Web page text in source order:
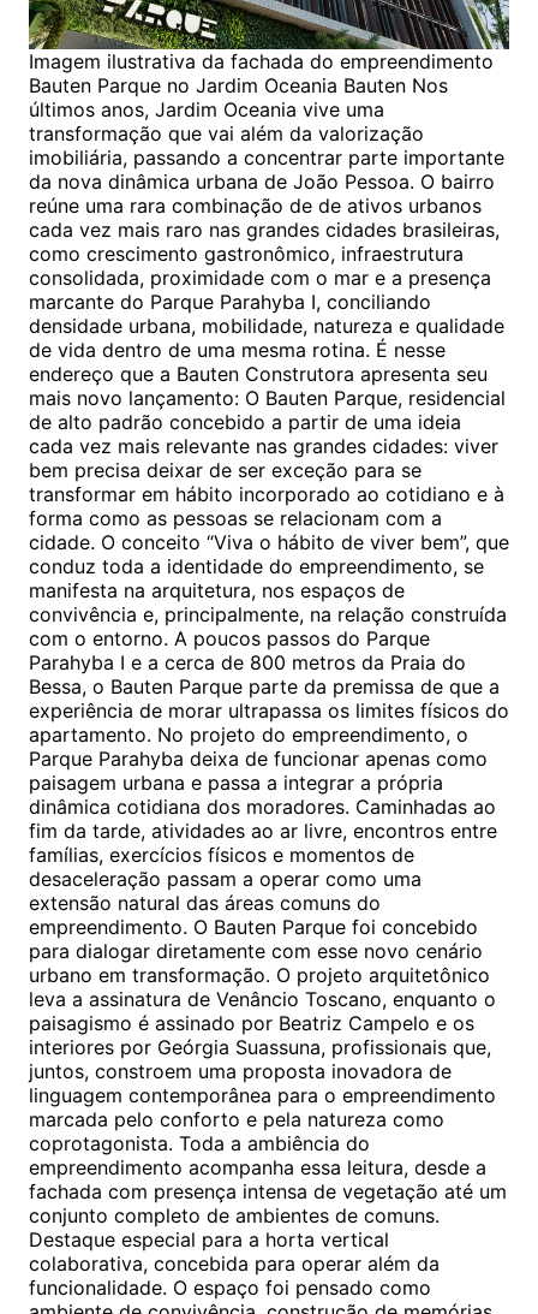
Imagem ilustrativa da fachada do empreendimento
Bauten Parque no Jardim Oceania Bauten Nos
últimos anos, Jardim Oceania vive uma
transformação que vai além da valorização
imobiliária, passando a concentrar parte importante
da nova dinâmica urbana de João Pessoa. O bairro
reúne uma rara combinação de de ativos urbanos
cada vez mais raro nas grandes cidades brasileiras,
como crescimento gastronômico, infraestrutura
consolidada, proximidade com o mar e a presença
marcante do Parque Parahyba I, conciliando
densidade urbana, mobilidade, natureza e qualidade
de vida dentro de uma mesma rotina. É nesse
endereço que a Bauten Construtora apresenta seu
mais novo lançamento: O Bauten Parque, residencial
de alto padrão concebido a partir de uma ideia
cada vez mais relevante nas grandes cidades: viver
bem precisa deixar de ser exceção para se
transformar em hábito incorporado ao cotidiano e à
forma como as pessoas se relacionam com a
cidade. O conceito “Viva o hábito de viver bem”, que
conduz toda a identidade do empreendimento, se
manifesta na arquitetura, nos espaços de
convivência e, principalmente, na relação construída
com o entorno. A poucos passos do Parque
Parahyba I e a cerca de 800 metros da Praia do
Bessa, o Bauten Parque parte da premissa de que a
experiência de morar ultrapassa os limites físicos do
apartamento. No projeto do empreendimento, o
Parque Parahyba deixa de funcionar apenas como
paisagem urbana e passa a integrar a própria
dinâmica cotidiana dos moradores. Caminhadas ao
fim da tarde, atividades ao ar livre, encontros entre
famílias, exercícios físicos e momentos de
desaceleração passam a operar como uma
extensão natural das áreas comuns do
empreendimento. O Bauten Parque foi concebido
para dialogar diretamente com esse novo cenário
urbano em transformação. O projeto arquitetônico
leva a assinatura de Venâncio Toscano, enquanto o
paisagismo é assinado por Beatriz Campelo e os
interiores por Geórgia Suassuna, profissionais que,
juntos, constroem uma proposta inovadora de
linguagem contemporânea para o empreendimento
marcada pelo conforto e pela natureza como
coprotagonista. Toda a ambiência do
empreendimento acompanha essa leitura, desde a
fachada com presença intensa de vegetação até um
conjunto completo de ambientes de comuns.
Destaque especial para a horta vertical
colaborativa, concebida para operar além da
funcionalidade. O espaço foi pensado como